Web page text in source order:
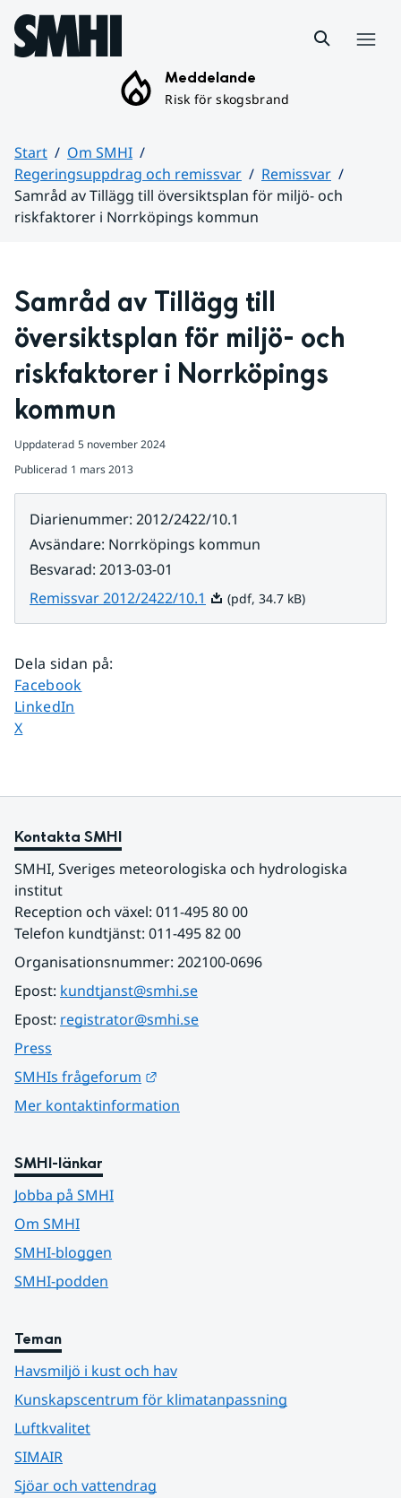
Hoppa till sidans innehåll
Meddelande
Risk för skogsbrand
Start
Om SMHI
Regeringsuppdrag och remissvar
Remissvar
Samråd av Tillägg till översiktsplan för miljö- och
riskfaktorer i Norrköpings kommun
Samråd av Tillägg till
översiktsplan för miljö- och
riskfaktorer i Norrköpings
kommun
Uppdaterad 5 november 2024
Publicerad 1 mars 2013
Diarienummer: 2012/2422/10.1
Avsändare: Norrköpings kommun
Besvarad: 2013-03-01
Remissvar 2012/2422/10.1 Pdf, 34.7 kB.
(pdf, 34.7 kB)
Dela sidan på:
Dela sidan på
Facebook
Dela sidan på
LinkedIn
Dela sidan på
X
Kontakta SMHI
SMHI, Sveriges meteorologiska och hydrologiska
institut
Reception och växel: 011-495 80 00
Telefon kundtjänst: 011-495 82 00
Organisationsnummer: 202100-0696
Epost: kundtjanst@smhi.se
Epost: registrator@smhi.se
Press
SMHIs frågeforum
Mer kontaktinformation
SMHI-länkar
Jobba på SMHI
Om SMHI
SMHI-bloggen
SMHI-podden
Teman
Havsmiljö i kust och hav
Kunskapscentrum för klimatanpassning
Luftkvalitet
SIMAIR
Sjöar och vattendrag